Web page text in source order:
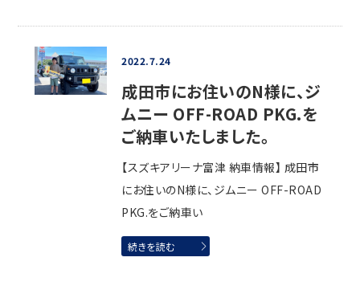
2022.7.24
成田市にお住いのN様に、ジ
ムニー OFF-ROAD PKG.を
ご納車いたしました。
【スズキアリーナ富津 納車情報】 成田市
にお住いのN様に、ジムニー OFF-ROAD
PKG.をご納車い
続きを読む